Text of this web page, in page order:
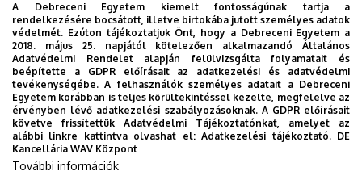
A Debreceni Egyetem kiemelt fontosságúnak tartja a
rendelkezésére bocsátott, illetve birtokába jutott személyes adatok
védelmét. Ezúton tájékoztatjuk Önt, hogy a Debreceni Egyetem a
2018. május 25. napjától kötelezően alkalmazandó Általános
Adatvédelmi Rendelet alapján felülvizsgálta folyamatait és
beépítette a GDPR előírásait az adatkezelési és adatvédelmi
tevékenységébe. A felhasználók személyes adatait a Debreceni
Egyetem korábban is teljes körültekintéssel kezelte, megfelelve az
érvényben lévő adatkezelési szabályozásoknak. A GDPR előírásait
követve frissítettük Adatvédelmi Tájékoztatónkat, amelyet az
alábbi linkre kattintva olvashat el:Adatkezelési tájékoztató. DE
Kancellária WAV Központ
További információk